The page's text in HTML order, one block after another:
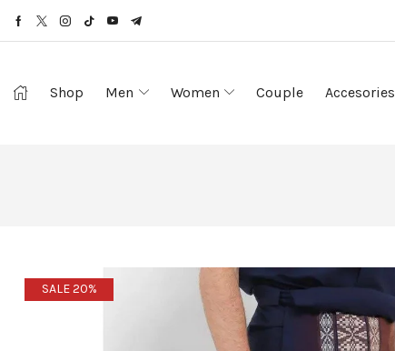
Shop Men Women Couple Accesories
SALE 20%